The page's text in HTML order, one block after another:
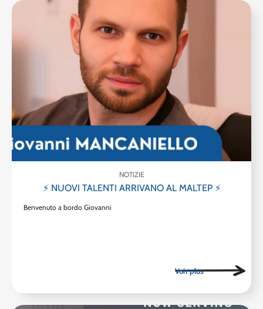
NOTIZIE
⚡ NUOVI TALENTI ARRIVANO AL MALTEP ⚡
Benvenuto a bordo Giovanni